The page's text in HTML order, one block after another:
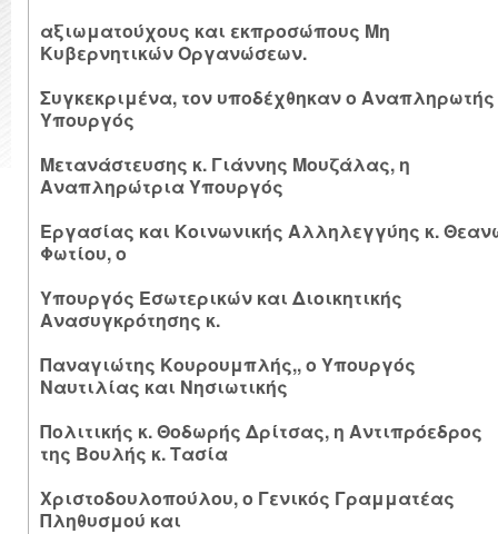
αξιωματούχους και εκπροσώπους Μη
Κυβερνητικών Οργανώσεων.
Συγκεκριμένα, τον υποδέχθηκαν ο Αναπληρωτής
Υπουργός
Μετανάστευσης κ. Γιάννης Μουζάλας, η
Αναπληρώτρια Υπουργός
Εργασίας και Κοινωνικής Αλληλεγγύης κ.
Φωτίου, ο
Υπουργός Εσωτερικών και Διοικητικής
Ανασυγκρότησης κ.
Παναγιώτης Κουρουμπλής,, ο Υπουργός
Ναυτιλίας και Νησιωτικής
Πολιτικής κ. Θοδωρής Δρίτσας, η Αντιπρόεδρος
της Βουλής κ. Τασία
Χριστοδουλοπούλου, ο Γενικός Γραμματέας
Πληθυσμού και